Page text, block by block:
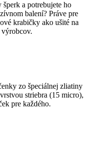
a potrebujete ho
balení? Práve pre
krabičky ako ušité na
zo špeciálnej zliatiny
striebra (15 micro),
pre každého.